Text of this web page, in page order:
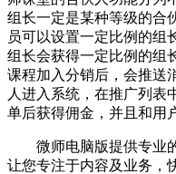
组长一定是某种等级的合
员可以设置一定比例的组
组长会获得一定比例的组
课程加入分销后，会推送
人进入系统，在推广列表
单后获得佣金，并且和用
微师电脑版提供专业
让您专注于内容及业务，